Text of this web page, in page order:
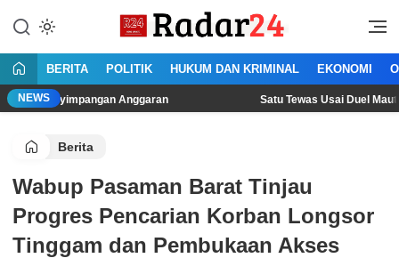
konten
Radar24.co.id
Jujur Lantang Bersuara
BERITA POLITIK HUKUM DAN KRIMINAL EKONOMI
NEWSAnggaran Satu Tewas Usai Duel Maut Dua Pria di
Berita
Wabup Pasaman Barat Tinjau
Progres Pencarian Korban Longsor
Tinggam dan Pembukaan Akses